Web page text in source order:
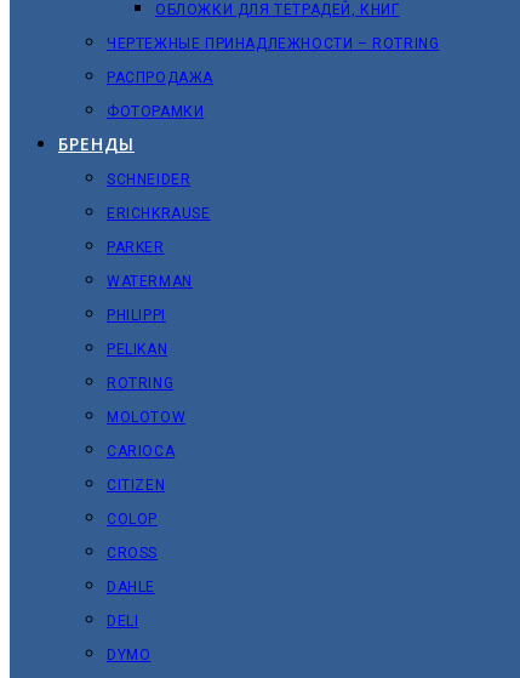
ОБЛОЖКИ ДЛЯ ТЕТРАДЕЙ, КНИГ
ЧЕРТЕЖНЫЕ ПРИНАДЛЕЖНОСТИ – ROTRING
РАСПРОДАЖА
ФОТОРАМКИ
БРЕНДЫ
SCHNEIDER
ERICHKRAUSE
PARKER
WATERMAN
PHILIPPI
PELIKAN
ROTRING
MOLOTOW
CARIOCA
CITIZEN
COLOP
CROSS
DAHLE
DELI
DYMO